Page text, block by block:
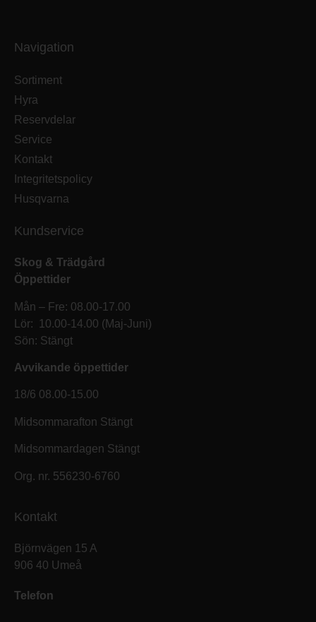
Navigation
Sortiment
Hyra
Reservdelar
Service
Kontakt
Integritetspolicy
Husqvarna
Kundservice
Skog & Trädgård
Öppettider
Mån – Fre: 08.00-17.00
Lör: 10.00-14.00 (Maj-Juni)
Sön: Stängt
Avvikande öppettider
18/6 08.00-15.00
Midsommarafton Stängt
Midsommardagen Stängt
Org. nr. 556230-6760
Kontakt
Björnvägen 15 A
906 40 Umeå
Telefon